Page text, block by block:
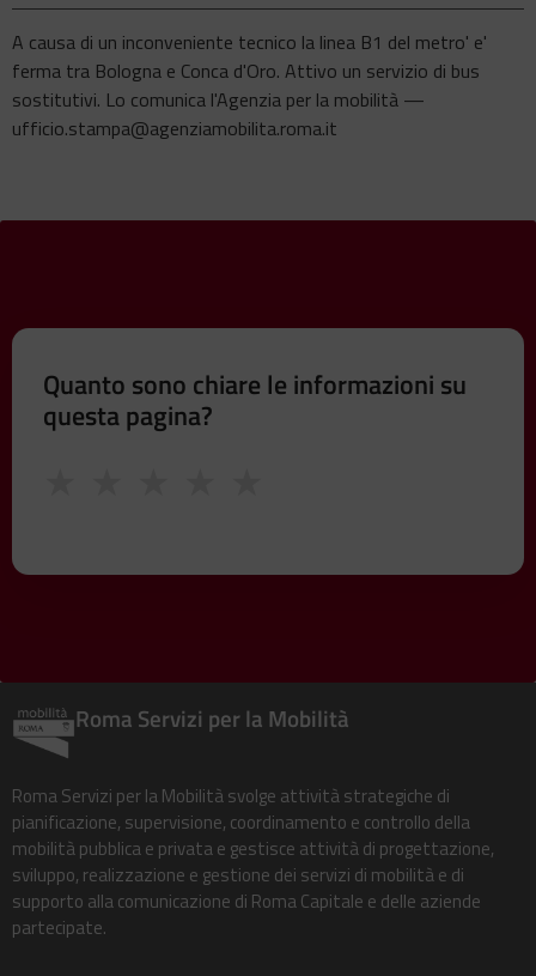
A causa di un inconveniente tecnico la linea B1 del metro' e'
ferma tra Bologna e Conca d'Oro. Attivo un servizio di bus
sostitutivi. Lo comunica l'Agenzia per la mobilità —
ufficio.stampa@agenziamobilita.roma.it
Quanto sono chiare le informazioni su
questa pagina?
Roma Servizi per la Mobilità
Roma Servizi per la Mobilità svolge attività strategiche di
pianificazione, supervisione, coordinamento e controllo della
mobilità pubblica e privata e gestisce attività di progettazione,
sviluppo, realizzazione e gestione dei servizi di mobilità e di
supporto alla comunicazione di Roma Capitale e delle aziende
partecipate.